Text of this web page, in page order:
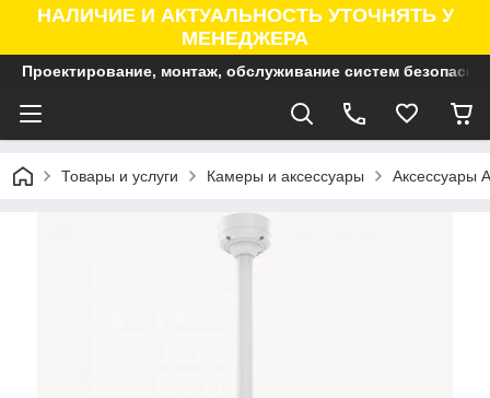
НАЛИЧИЕ И АКТУАЛЬНОСТЬ УТОЧНЯТЬ У
МЕНЕДЖЕРА
Проектирование, монтаж, обслуживание систем
Товары и услуги Камеры и аксессуары Аксессуары